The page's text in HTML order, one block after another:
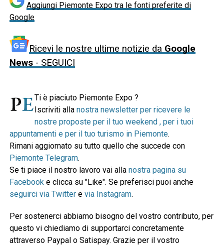
Aggiungi Piemonte Expo tra le fonti preferite di
Google
Ricevi le nostre ultime notizie da Google
News- SEGUICI
Ti è piaciuto Piemonte Expo ?
Iscriviti alla nostra newsletter per ricevere le
nostre proposte per il tuo weekend , per i tuoi
appuntamenti e per il tuo turismo in Piemonte.
Rimani aggiornato su tutto quello che succede con
Piemonte Telegram.
Se ti piace il nostro lavoro vai alla nostra pagina su
Facebooke clicca su "Like". Se preferisci puoi anche
seguirci via Twittere via Instagram.
Per sostenerci abbiamo bisogno del vostro contributo, per
questo vi chiediamo di supportarci concretamente
attraverso Paypal o Satispay. Grazie per il vostro